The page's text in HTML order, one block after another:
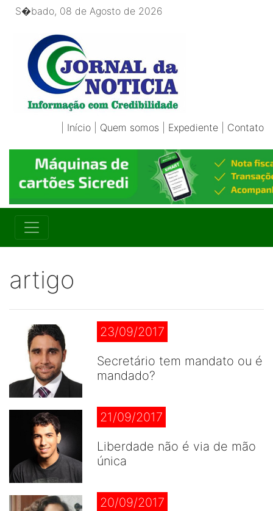
S�bado, 08 de Agosto de 2026
Início Quem somos Expediente Contato
artigo
23/09/2017
Secretário tem mandato ou é
mandado?
21/09/2017
Liberdade não é via de mão
única
20/09/2017